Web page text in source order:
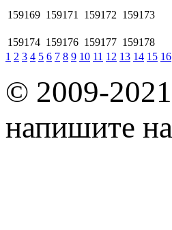
159169 159171 159172 159173
159174 159176 159177 159178
1 2 3 4 5 6 7 8 9 10 11 12 13 14 15 16
© 2009-
напишите